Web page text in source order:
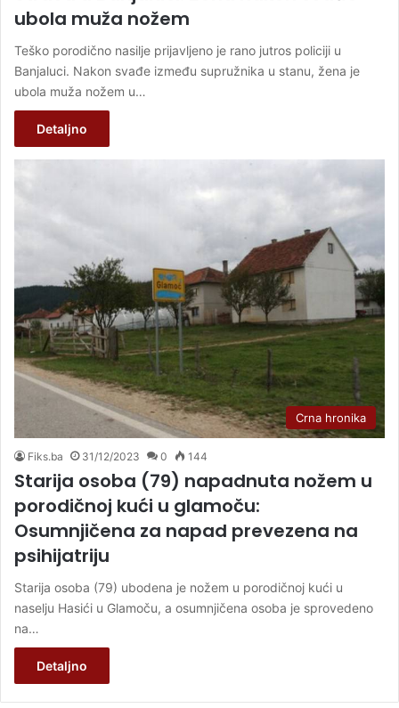
ubola muža nožem
Teško porodično nasilje prijavljeno je rano jutros policiji u
Banjaluci. Nakon svađe između supružnika u stanu, žena je
ubola muža nožem u…
Detaljno
Crna hronika
Fiks.ba 31/12/2023 0 144
Starija osoba (79) napadnuta nožem u
porodičnoj kući u glamoču:
Osumnjičena za napad prevezena na
psihijatriju
Starija osoba (79) ubodena je nožem u porodičnoj kući u
naselju Hasići u Glamoču, a osumnjičena osoba je sprovedeno
na…
Detaljno